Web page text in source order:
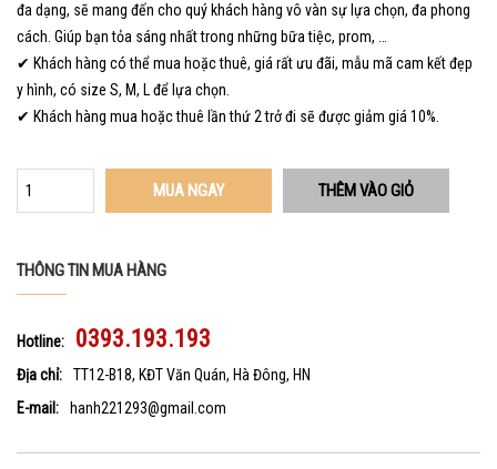
đa dạng, sẽ mang đến cho quý khách hàng vô vàn sự lựa chọn, đa phong
cách. Giúp bạn tỏa sáng nhất trong những bữa tiệc, prom, …
✔ Khách hàng có thể mua hoặc thuê, giá rất ưu đãi, mẫu mã cam kết đẹp
y hình, có size S, M, L để lựa chọn.
✔ Khách hàng mua hoặc thuê lần thứ 2 trở đi sẽ được giảm giá 10%.
MUA NGAY
THÔNG TIN MUA HÀNG
Hotline: 0393.193.193
Địa chỉ:
TT12-B18, KĐT Văn Quán, Hà Đông, HN
E-mail:
hanh221293@gmail.com